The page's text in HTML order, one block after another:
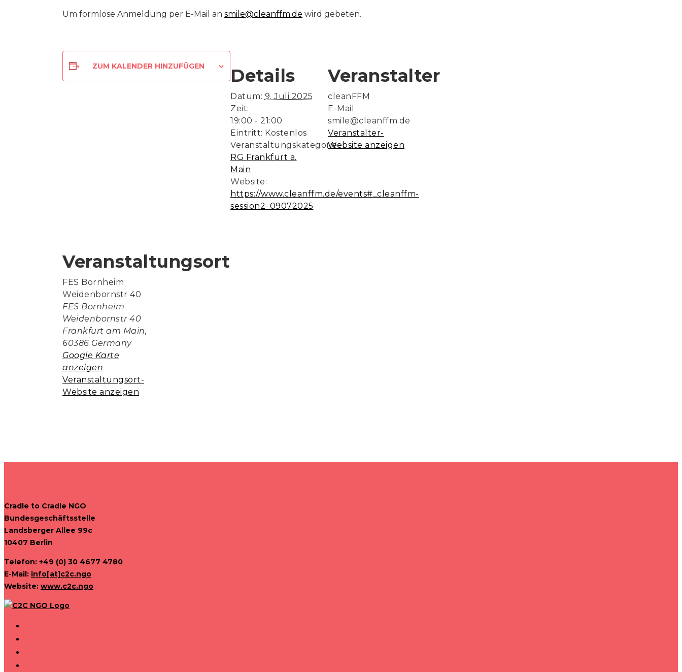
Um formlose Anmeldung per E-Mail an smile@cleanffm.de wird gebeten.
ZUM KALENDER HINZUFÜGEN Details
Datum: 9. Juli 2025
Zeit:
19:00 - 21:00
Eintritt: Kostenlos
Veranstaltungskategorie:
RG Frankfurt a.
Main
Website:
https://www.cleanffm.de/events#_cleanffm-
session2_09072025
Veranstalter
cleanFFM
E-Mail
smile@cleanffm.de
Veranstalter-
Website anzeigen
Veranstaltungsort
FES Bornheim
Weidenbornstr 40
FES Bornheim
Weidenbornstr 40
Frankfurt am Main,
60386 Germany
Google Karte
anzeigen
Veranstaltungsort-
Website anzeigen
Cradle to Cradle NGO
Bundesgeschäftsstelle
Landsberger Allee 99c
10407 Berlin
Telefon: +49 (0) 30 4677 4780
E-Mail: info[at]c2c.ngo
Website: www.c2c.ngo